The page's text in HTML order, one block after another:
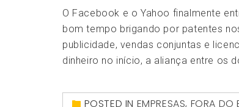
O Facebook e o Yahoo finalmente
bom tempo brigando por patentes
publicidade, vendas conjuntas e
dinheiro no início, a aliança entre os
POSTED IN EMPRESAS, FORA DO